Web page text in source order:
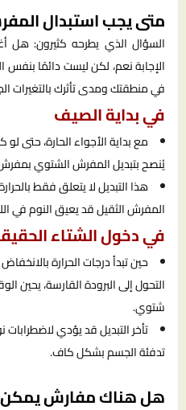
متى يجب استبدال
السؤال الذي يطرحه كثيرون:
الإجابة نعم، لكن ليست دائمًا بنفس
في منطقتك ومدى تأثرك بالتغيرات
في بداية الصيف
مع بداية الأجواء الحارة، حتى لو
يُنصح بتبديل المفرش الشتوي
هذا التبديل لا يتعلق فقط
المفرش الثقيل قد يعيق النوم في
في دخول الشتاء
حين تبدأ درجات الحرارة
التحول إلى البرودة القارسة، يحين
شتوي.
تأخر التبديل قد يؤدي
تدفئة الجسم بشكل كاف.
هل هناك مفارش يمكن